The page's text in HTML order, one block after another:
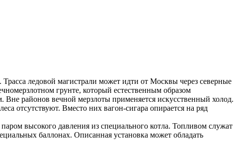
ледовой магистрали может идти от Москвы через северные
грунте, который естественным образом
районов вечной мерзлоты применяется искусственный холод.
отсутствуют. Вместо них вагон-сигара опирается на ряд
высокого давления из специального котла. Топливом служат
баллонах. Описанная установка может обладать